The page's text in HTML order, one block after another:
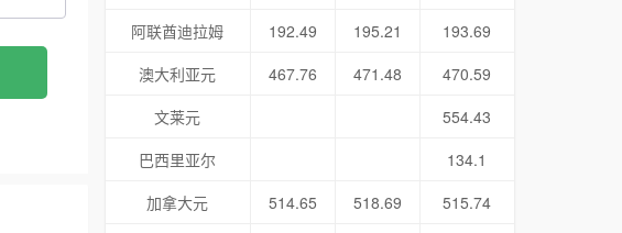
阿联酋迪拉姆
192.49 195.21
193.69
澳大利亚元
467.76 471.48
470.59
文莱元
554.43
巴西里亚尔
134.1
加拿大元
514.65 518.69
515.74